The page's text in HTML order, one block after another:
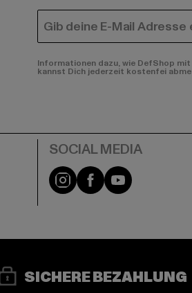
E-MAIL
Informationen dazu, wie DefShop
kannst Dich jederzeit kostenfei
Instagram
FacebookYouTube
SICHERE BEZAHLUNG